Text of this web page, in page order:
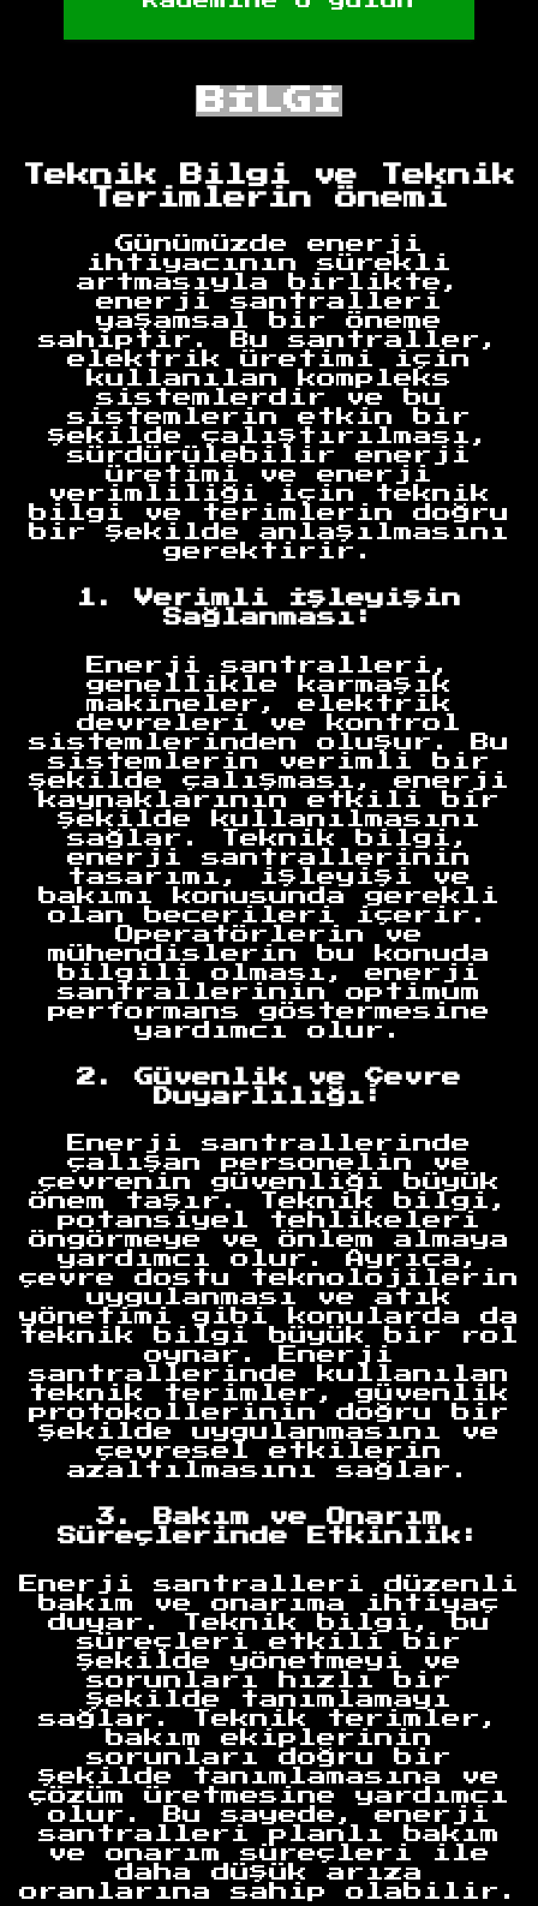
BİLGİ
Teknik Bilgi ve Teknik
Terimlerin Önemi
Günümüzde enerji
ihtiyacının sürekli
artmasıyla birlikte,
enerji santralleri
yaşamsal bir öneme
sahiptir. Bu santraller,
elektrik üretimi için
kullanılan kompleks
sistemlerdir ve bu
sistemlerin etkin bir
şekilde çalıştırılması,
sürdürülebilir enerji
üretimi ve enerji
verimliliği için teknik
bilgi ve terimlerin doğru
bir şekilde anlaşılmasını
gerektirir.
1. Verimli İşleyişin
Sağlanması:
Enerji santralleri,
genellikle karmaşık
makineler, elektrik
devreleri ve kontrol
sistemlerinden oluşur. Bu
sistemlerin verimli bir
şekilde çalışması, enerji
kaynaklarının etkili bir
şekilde kullanılmasını
sağlar. Teknik bilgi,
enerji santrallerinin
tasarımı, işleyişi ve
bakımı konusunda gerekli
olan becerileri içerir.
Operatörlerin ve
mühendislerin bu konuda
bilgili olması, enerji
santrallerinin optimum
performans göstermesine
yardımcı olur.
2. Güvenlik ve Çevre
Duyarlılığı:
Enerji santrallerinde
çalışan personelin ve
çevrenin güvenliği büyük
önem taşır. Teknik bilgi,
potansiyel tehlikeleri
öngörmeye ve önlem almaya
yardımcı olur. Ayrıca,
çevre dostu teknolojilerin
uygulanması ve atık
yönetimi gibi konularda da
teknik bilgi büyük bir rol
oynar. Enerji
santrallerinde kullanılan
teknik terimler, güvenlik
protokollerinin doğru bir
şekilde uygulanmasını ve
çevresel etkilerin
azaltılmasını sağlar.
3. Bakım ve Onarım
Süreçlerinde Etkinlik:
Enerji santralleri düzenli
bakım ve onarıma ihtiyaç
duyar. Teknik bilgi, bu
süreçleri etkili bir
şekilde yönetmeyi ve
sorunları hızlı bir
şekilde tanımlamayı
sağlar. Teknik terimler,
bakım ekiplerinin
sorunları doğru bir
şekilde tanımlamasına ve
çözüm üretmesine yardımcı
olur. Bu sayede, enerji
santralleri planlı bakım
ve onarım süreçleri ile
daha düşük arıza
oranlarına sahip olabilir.